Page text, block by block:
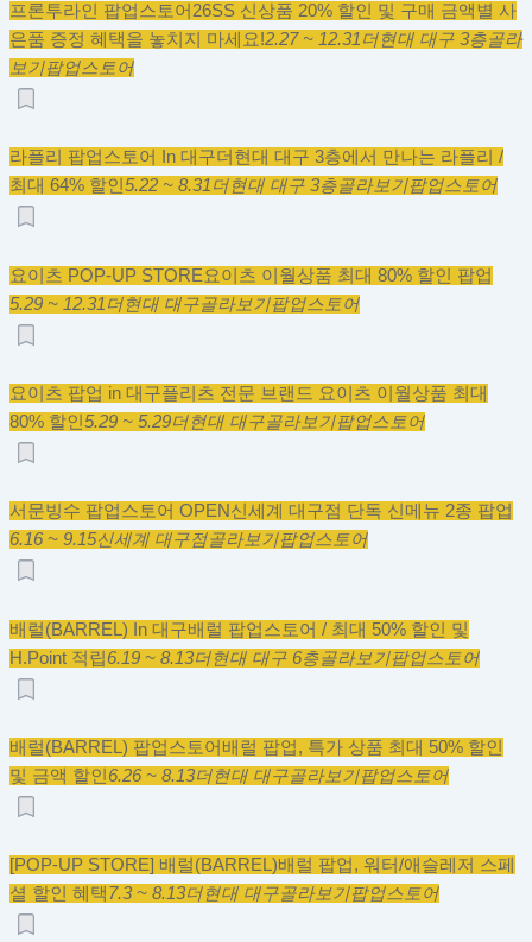
프론투라인 팝업스토어 26SS 신상품 20% 할인 및 구매 금액별 사
은품 증정 혜택을 놓치지 마세요!2.27 ~ 12.31더현대 대구 3층골라
보기팝업스토어
라플리 팝업스토어 In 대구더현대 대구 3층에서 만나는 라플리 /
최대 64% 할인5.22 ~ 8.31더현대 대구 3층골라보기팝업스토어
요이츠 POP-UP STORE요이츠 이월상품 최대 80% 할인 팝업
5.29 ~ 12.31더현대 대구골라보기팝업스토어
요이츠 팝업 in 대구플리츠 전문 브랜드 요이츠 이월상품 최대
80% 할인 5.29 ~ 5.29더현대 대구골라보기팝업스토어
서문빙수 팝업스토어 OPEN신세계 대구점 단독 신메뉴 2종 팝업
6.16 ~ 9.15신세계 대구점골라보기팝업스토어
배럴(BARREL) In 대구배럴 팝업스토어 / 최대 50% 할인 및
H.Point 적립6.19 ~ 8.13더현대 대구 6층골라보기팝업스토어
배럴(BARREL) 팝업스토어 배럴 팝업, 특가 상품 최대 50% 할인
및 금액 할인 6.26 ~ 8.13더현대 대구골라보기팝업스토어
[POP-UP STORE] 배럴(BARREL)배럴 팝업, 워터/애슬레저 스페
셜 할인 혜택7.3 ~ 8.13더현대 대구골라보기팝업스토어